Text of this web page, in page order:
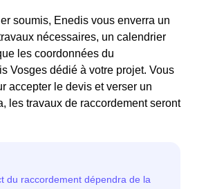
soumis, Enedis vous enverra un
nécessaires, un calendrier
les coordonnées du
Vosges dédié à votre projet. Vous
accepter le devis et verser un
les travaux de raccordement seront